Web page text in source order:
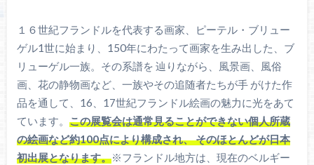
１６世紀フランドルを代表する画家、ピーテル・ブリュー
ゲル1世に始まり、150年にわたって画家を生み出した、ブ
リューゲル一族。その系譜を 辿りながら、風景画、風俗
画、花の静物画など、一族やその追随者たちが手 がけた作
品を通して、16、17世紀フランドル絵画の魅力に光をあて
ています。 この展覧会は通常見ることができない個人所蔵
の絵画など約100点により構成され、 そのほとんどが日本
初出展となります。※フランドル地方は、現在のベルギー